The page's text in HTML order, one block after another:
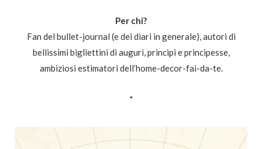
Per chi?
Fan del bullet-journal (e dei diari in generale), autori di
bellissimi bigliettini di auguri, principi e principesse,
ambiziosi estimatori dell’home-decor-fai-da-te.
*